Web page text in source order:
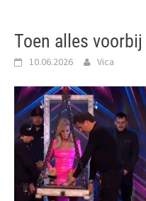
Toen alles
10.06.2026 Vica